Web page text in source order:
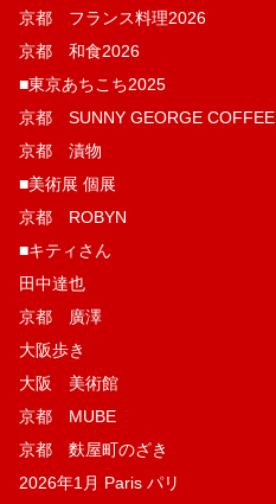
京都 フランス料理2026
京都 和食2026
■東京あちこち2025
京都 SUNNY GEORGE COFFEE
京都 漬物
■美術展 個展
京都 ROBYN
■キティさん
田中達也
京都 廣澤
大阪歩き
大阪 美術館
京都 MUBE
京都 麩屋町のざき
2026年1月 Paris パリ